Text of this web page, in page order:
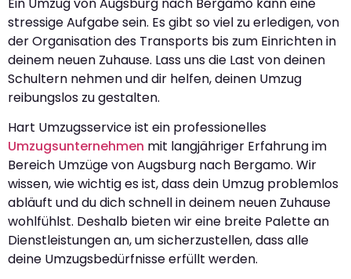
stressige Aufgabe sein. Es gibt so viel zu erledigen, von
der Organisation des Transports bis zum Einrichten in
deinem neuen Zuhause. Lass uns die Last von deinen
Schultern nehmen und dir helfen, deinen Umzug
reibungslos zu gestalten.
Hart Umzugsservice ist ein professionelles
Umzugsunternehmen mit langjähriger Erfahrung im
Bereich Umzüge von Augsburg nach Bergamo. Wir
wissen, wie wichtig es ist, dass dein Umzug problemlos
abläuft und du dich schnell in deinem neuen Zuhause
wohlfühlst. Deshalb bieten wir eine breite Palette an
Dienstleistungen an, um sicherzustellen, dass alle
deine Umzugsbedürfnisse erfüllt werden.